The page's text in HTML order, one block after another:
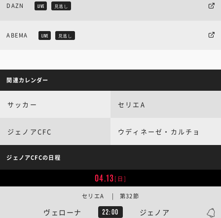
DAZN LIVE 見逃し
ABEMA LIVE 見逃し
関連カレンダー
サッカー セリエA
ジェノアCFC ウディネーゼ・カルチョ
ジェノアCFCの日程
04.13[日]
ヴェローナ 22:00 ジェノア
セリエA | 第32節